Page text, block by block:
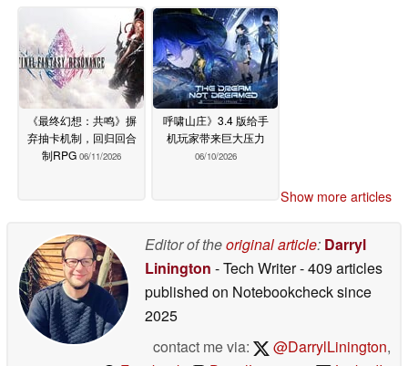
《最终幻想：共鸣》摒
弃抽卡机制，回归回合
制RPG 06/11/2026
呼啸山庄》3.4 版给手
机玩家带来巨大压力
06/10/2026
Show more articles
Editor of theoriginal article: Darryl
Linington - Tech Writer- 409 articles
published on Notebookchecksince
2025
contact me via:
@DarrylLinington,